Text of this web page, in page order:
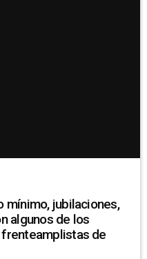
mínimo, jubilaciones,
algunos de los
de